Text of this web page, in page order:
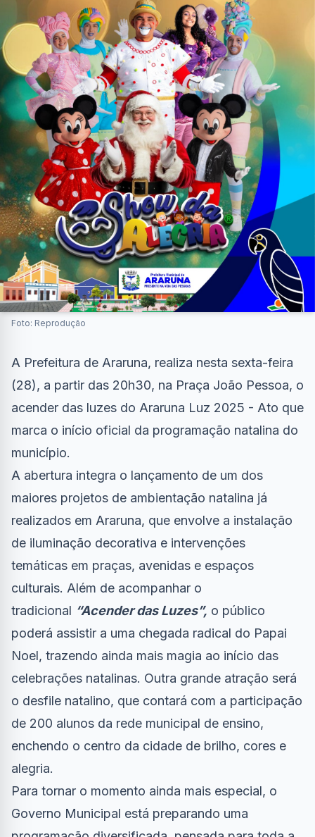
Foto: Reprodução
A Prefeitura de Araruna, realiza nesta sexta-feira
(28), a partir das 20h30, na Praça João Pessoa, o
acender das luzes do Araruna Luz 2025 - Ato que
marca o início oficial da programação natalina do
município.
A abertura integra o lançamento de um dos
maiores projetos de ambientação natalina já
realizados em Araruna, que envolve a instalação
de iluminação decorativa e intervenções
temáticas em praças, avenidas e espaços
culturais. Além de acompanhar o
tradicional “Acender das Luzes”, o público
poderá assistir a uma chegada radical do Papai
Noel, trazendo ainda mais magia ao início das
celebrações natalinas. Outra grande atração será
o desfile natalino, que contará com a participação
de 200 alunos da rede municipal de ensino,
enchendo o centro da cidade de brilho, cores e
alegria.
Para tornar o momento ainda mais especial, o
Governo Municipal está preparando uma